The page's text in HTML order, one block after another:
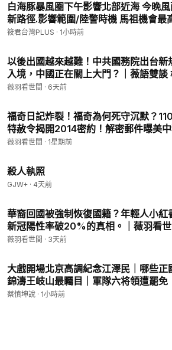
白海豚暴風圈下午影響北部近海 今晚
新路徑.影響範圍/陸警時機 馬祖機會最
日上午
筱君台灣PLUS · 1小時前
以後出國越來越難！中共國務院出台新
入境，中國正在關上大門？｜薇語雙談
20260801
薇羽看世間 · 6天前
福奇日記炸裂！福奇為何死守沉默？
特赦令揭開2014密約！解密郵件曝美
盟」。｜薇羽看世間 20260730
薇羽看世間 · 1星期前
殺人執照
GJW+ · 4天前
華裔回國被強制恢復國籍？年輕人小紅
新冠陽性率破20%的真相。｜薇羽看
薇羽看世間 · 3天前
大戲開場北京高調紀念江澤民｜哪些正
錦濤王岐山最矚目｜軍隊六将領遭罷免
永輝被帶走｜（20260808第1183期）
蔡慎坤說 · 1小時前